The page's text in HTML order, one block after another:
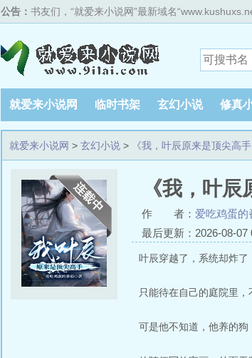
公告： 书友们，“就爱来小说网”最新域名
就爱来小说网 临时书架 玄幻小说 修真
就爱来小说网 > 玄幻小说 > 《我，叶辰原来是顶尖高
《我，叶辰
作 者： 爱吃鸡蛋的
最后更新：2026-08-07
叶辰穿越了，系统却炸了
只能待在自己的庭院里，
可是他不知道，他养的狗